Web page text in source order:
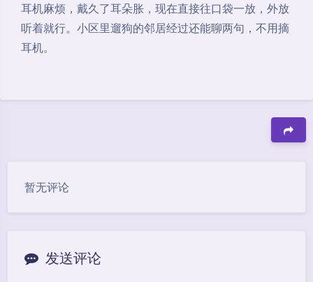
耳机麻烦，戴久了耳朵胀，现在直接往口袋一放，外放
听着就行。小区里遛狗的邻居经过还能聊两句，不用摘
耳机。
暂无评论
发送评论